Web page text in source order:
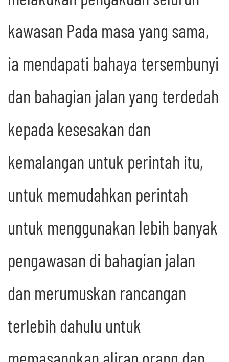
kawasan Pada masa yang sama,
ia mendapati bahaya tersembunyi
dan bahagian jalan yang terdedah
kepada kesesakan dan
kemalangan untuk perintah itu,
untuk memudahkan perintah
untuk menggunakan lebih banyak
pengawasan di bahagian jalan
dan merumuskan rancangan
terlebih dahulu untuk